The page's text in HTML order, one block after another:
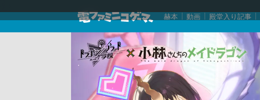
赫本 動画 殿堂入り記事